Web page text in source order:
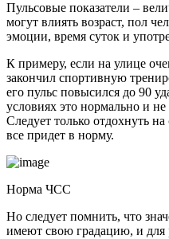
Пульсовые показатели –
могут влиять возраст, пол
эмоции, время суток и
К примеру, если на улице
закончил спортивную
его пульс повысился до 90
условиях это нормально и
Следует только отдохнуть
все придет в норму.
Норма ЧСС
Но следует помнить, что
имеют свою градацию, и для